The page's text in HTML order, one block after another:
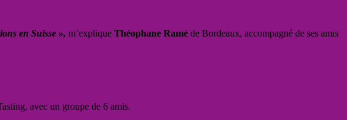
en Suisse », m’explique Théophane Ramé de Bordeaux, accompagné de ses amis
avec un groupe de 6 amis.